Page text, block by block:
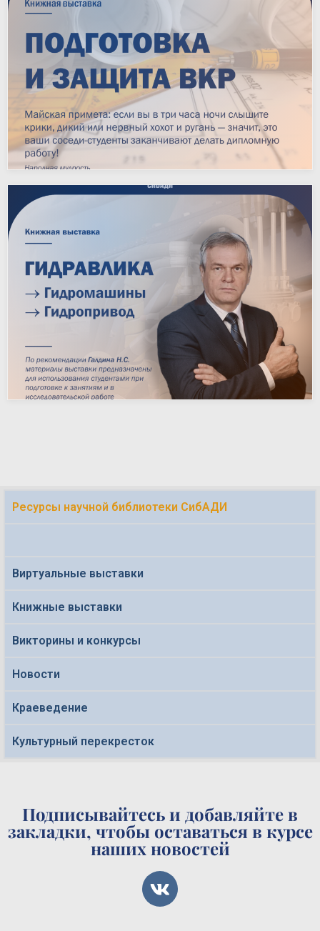
Ресурсы научной библиотеки СибАДИ
Виртуальные выставки
Книжные выставки
Викторины и конкурсы
Новости
Краеведение
Культурный перекресток
Подписывайтесь и добавляйте в
закладки, чтобы оставаться в курсе
наших новостей